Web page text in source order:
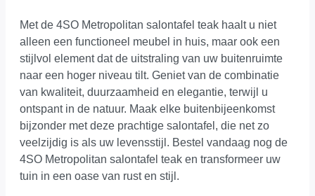
Met de 4SO Metropolitan salontafel teak haalt u niet
alleen een functioneel meubel in huis, maar ook een
stijlvol element dat de uitstraling van uw buitenruimte
naar een hoger niveau tilt. Geniet van de combinatie
van kwaliteit, duurzaamheid en elegantie, terwijl u
ontspant in de natuur. Maak elke buitenbijeenkomst
bijzonder met deze prachtige salontafel, die net zo
veelzijdig is als uw levensstijl. Bestel vandaag nog de
4SO Metropolitan salontafel teak en transformeer uw
tuin in een oase van rust en stijl.